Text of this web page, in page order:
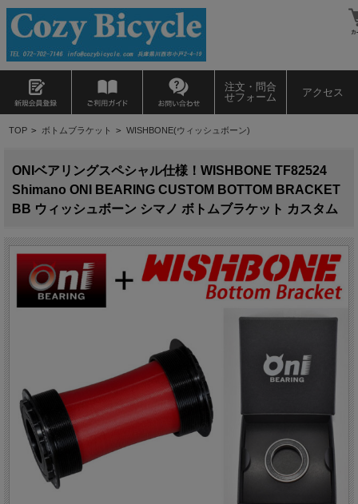
注文・問合
せフォーム
アクセス
TOP > ボトムブラケット > WISHBONE(ウィッシュボーン)
ONIベアリングスペシャル仕様！WISHBONE TF82524
Shimano ONI BEARING CUSTOM BOTTOM BRACKET
BB ウィッシュボーン シマノ ボトムブラケット カスタム